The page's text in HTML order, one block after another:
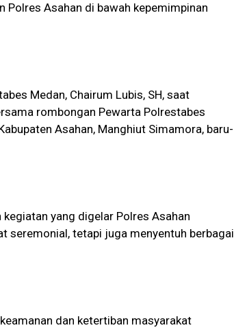
Polres Asahan di bawah kepemimpinan
Medan, Chairum Lubis, SH, saat
rombongan Pewarta Polrestabes
Asahan, Manghiut Simamora, baru-
yang digelar Polres Asahan
seremonial, tetapi juga menyentuh berbagai
dan ketertiban masyarakat